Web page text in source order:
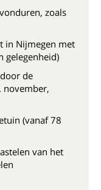
zoals
in Nijmegen met
gelegenheid)
de
november,
(vanaf 78
van het